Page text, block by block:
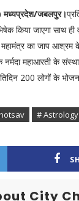
मध्यप्रदेश/जबलपुर।
जाएगा साथ ही
महामंत्र का
के संस्थापक
200 लोगों के
# Astrology
City